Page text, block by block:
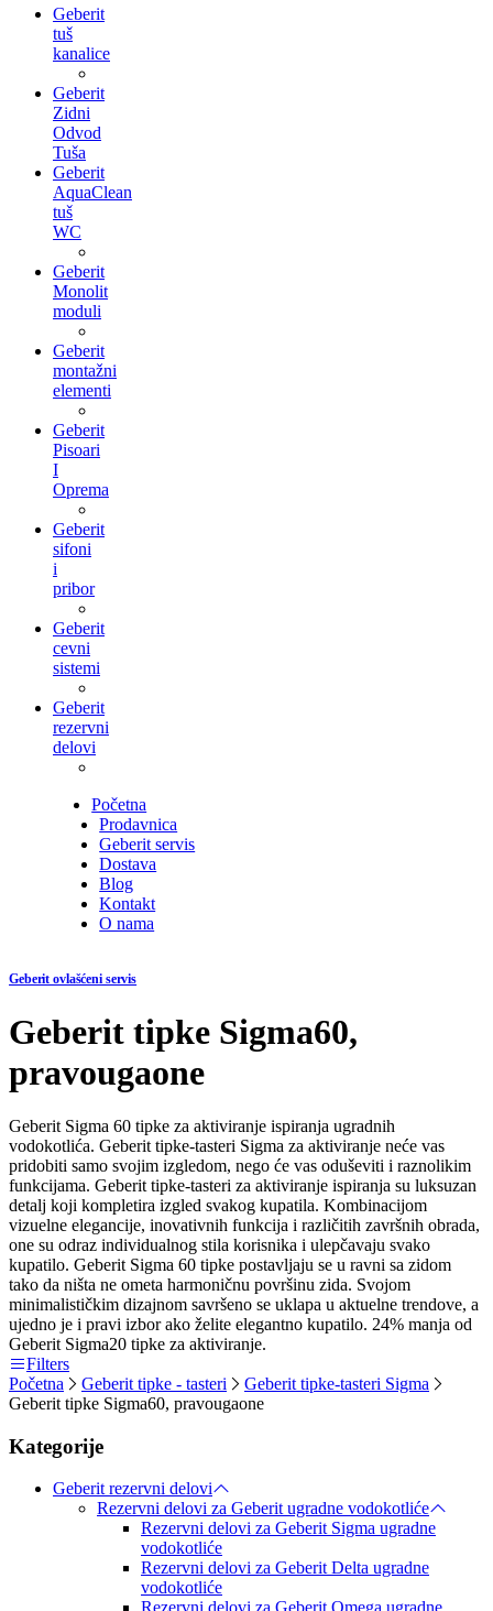
Geberit
tuš
kanalice
Geberit
Zidni
Odvod
Tuša
Geberit
AquaClean
tuš
WC
Geberit
Monolit
moduli
Geberit
montažni
elementi
Geberit
Pisoari
I
Oprema
Geberit
sifoni
i
pribor
Geberit
cevni
sistemi
Geberit
rezervni
delovi
Početna
Prodavnica
Geberit servis
Dostava
Blog
Kontakt
O nama
Geberit ovlašćeni servis
Geberit tipke Sigma60,
pravougaone
Geberit Sigma 60 tipke za aktiviranje ispiranja ugradnih
vodokotlića. Geberit tipke-tasteri Sigma za aktiviranje neće vas
pridobiti samo svojim izgledom, nego će vas oduševiti i raznolikim
funkcijama. Geberit tipke-tasteri za aktiviranje ispiranja su luksuzan
detalj koji kompletira izgled svakog kupatila. Kombinacijom
vizuelne elegancije, inovativnih funkcija i različitih završnih obrada,
one su odraz individualnog stila korisnika i ulepčavaju svako
kupatilo. Geberit Sigma 60 tipke postavljaju se u ravni sa zidom
tako da ništa ne ometa harmoničnu površinu zida. Svojom
minimalističkim dizajnom savršeno se uklapa u aktuelne trendove, a
ujedno je i pravi izbor ako želite elegantno kupatilo. 24% manja od
Geberit Sigma20 tipke za aktiviranje.
Filters
Početna
Geberit tipke - tasteri
Geberit tipke-tasteri Sigma
Geberit tipke Sigma60, pravougaone
Kategorije
Geberit rezervni delovi
Rezervni delovi za Geberit ugradne vodokotliće
Rezervni delovi za Geberit Sigma ugradne
vodokotliće
Rezervni delovi za Geberit Delta ugradne
vodokotliće